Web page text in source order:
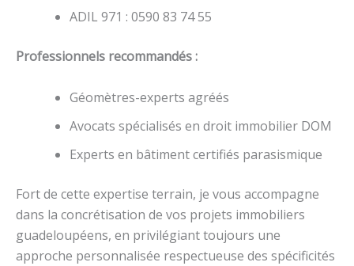
ADIL 971 : 0590 83 74 55
Professionnels recommandés :
Géomètres-experts agréés
Avocats spécialisés en droit immobilier DOM
Experts en bâtiment certifiés parasismique
Fort de cette expertise terrain, je vous accompagne
dans la concrétisation de vos projets immobiliers
guadeloupéens, en privilégiant toujours une
approche personnalisée respectueuse des spécificités